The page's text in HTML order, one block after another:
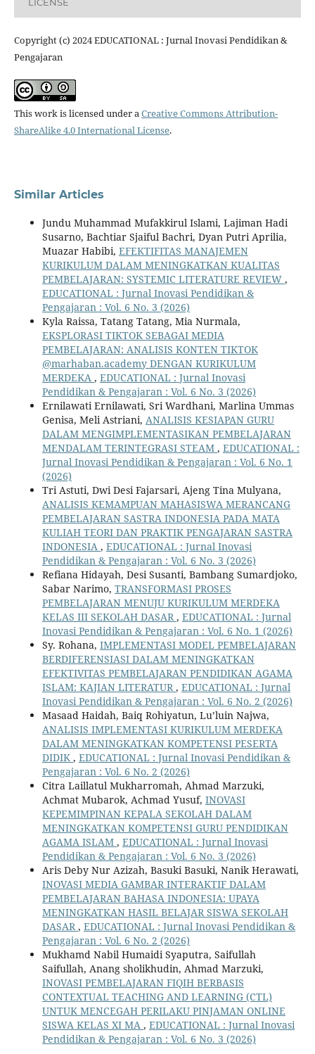
LICENSE
Copyright (c) 2024 EDUCATIONAL : Jurnal Inovasi Pendidikan &
Pengajaran
This work is licensed under aCreative Commons Attribution-
ShareAlike 4.0 International License.
Similar Articles
Jundu Muhammad Mufakkirul Islami, Lajiman Hadi
Susarno, Bachtiar Sjaiful Bachri, Dyan Putri Aprilia,
Muazar Habibi, EFEKTIFITAS MANAJEMEN
KURIKULUM DALAM MENINGKATKAN KUALITAS
PEMBELAJARAN: SYSTEMIC LITERATURE REVIEW ,
EDUCATIONAL : Jurnal Inovasi Pendidikan &
Pengajaran : Vol. 6 No. 3 (2026)
Kyla Raissa, Tatang Tatang, Mia Nurmala,
EKSPLORASI TIKTOK SEBAGAI MEDIA
PEMBELAJARAN: ANALISIS KONTEN TIKTOK
@marhaban.academy DENGAN KURIKULUM
MERDEKA , EDUCATIONAL : Jurnal Inovasi
Pendidikan & Pengajaran : Vol. 6 No. 3 (2026)
Ernilawati Ernilawati, Sri Wardhani, Marlina Ummas
Genisa, Meli Astriani, ANALISIS KESIAPAN GURU
DALAM MENGIMPLEMENTASIKAN PEMBELAJARAN
MENDALAM TERINTEGRASI STEAM , EDUCATIONAL :
Jurnal Inovasi Pendidikan & Pengajaran : Vol. 6 No. 1
(2026)
Tri Astuti, Dwi Desi Fajarsari, Ajeng Tina Mulyana,
ANALISIS KEMAMPUAN MAHASISWA MERANCANG
PEMBELAJARAN SASTRA INDONESIA PADA MATA
KULIAH TEORI DAN PRAKTIK PENGAJARAN SASTRA
INDONESIA , EDUCATIONAL : Jurnal Inovasi
Pendidikan & Pengajaran : Vol. 6 No. 3 (2026)
Refiana Hidayah, Desi Susanti, Bambang Sumardjoko,
Sabar Narimo, TRANSFORMASI PROSES
PEMBELAJARAN MENUJU KURIKULUM MERDEKA
KELAS III SEKOLAH DASAR, EDUCATIONAL : Jurnal
Inovasi Pendidikan & Pengajaran : Vol. 6 No. 1 (2026)
Sy. Rohana, IMPLEMENTASI MODEL PEMBELAJARAN
BERDIFERENSIASI DALAM MENINGKATKAN
EFEKTIVITAS PEMBELAJARAN PENDIDIKAN AGAMA
ISLAM: KAJIAN LITERATUR, EDUCATIONAL : Jurnal
Inovasi Pendidikan & Pengajaran : Vol. 6 No. 2 (2026)
Masaad Haidah, Baiq Rohiyatun, Lu’luin Najwa,
ANALISIS IMPLEMENTASI KURIKULUM MERDEKA
DALAM MENINGKATKAN KOMPETENSI PESERTA
DIDIK , EDUCATIONAL : Jurnal Inovasi Pendidikan &
Pengajaran : Vol. 6 No. 2 (2026)
Citra Laillatul Mukharromah, Ahmad Marzuki,
Achmat Mubarok, Achmad Yusuf, INOVASI
KEPEMIMPINAN KEPALA SEKOLAH DALAM
MENINGKATKAN KOMPETENSI GURU PENDIDIKAN
AGAMA ISLAM , EDUCATIONAL : Jurnal Inovasi
Pendidikan & Pengajaran : Vol. 6 No. 3 (2026)
Aris Deby Nur Azizah, Basuki Basuki, Nanik Herawati,
INOVASI MEDIA GAMBAR INTERAKTIF DALAM
PEMBELAJARAN BAHASA INDONESIA: UPAYA
MENINGKATKAN HASIL BELAJAR SISWA SEKOLAH
DASAR, EDUCATIONAL : Jurnal Inovasi Pendidikan &
Pengajaran : Vol. 6 No. 2 (2026)
Mukhamd Nabil Humaidi Syaputra, Saifullah
Saifullah, Anang sholikhudin, Ahmad Marzuki,
INOVASI PEMBELAJARAN FIQIH BERBASIS
CONTEXTUAL TEACHING AND LEARNING (CTL)
UNTUK MENCEGAH PERILAKU PINJAMAN ONLINE
SISWA KELAS XI MA , EDUCATIONAL : Jurnal Inovasi
Pendidikan & Pengajaran : Vol. 6 No. 3 (2026)